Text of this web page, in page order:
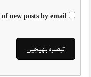
new posts by email.